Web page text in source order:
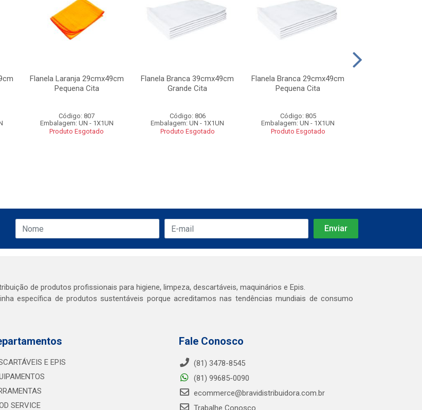
Flanela Laranja 29cmx49cm
Pequena Cita
Código: 807
Embalagem: UN - 1X1UN
Produto Esgotado
Flanela Branca 39cmx49cm
Grande Cita
Código: 806
Embalagem: UN - 1X1UN
Produto Esgotado
Flanela Branca 29cmx49cm
Pequena Cita
Código: 805
Embalagem: UN - 1X1UN
Produto Esgotado
de produtos profissionais para higiene, limpeza, descartáveis, maquinários e Epis.
específica de produtos sustentáveis porque acreditamos nas tendências mundiais de consumo
E EPIS
SERVICE
Fale Conosco
(81) 3478-8545
(81) 99685-0090
ecommerce@bravidistribuidora.com.br
Trabalhe Conosco